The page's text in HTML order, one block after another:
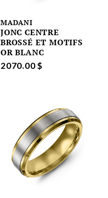
MADANI
JONC CENTRE
BROSSÉ ET MOTIFS
OR BLANC
2070.00 $